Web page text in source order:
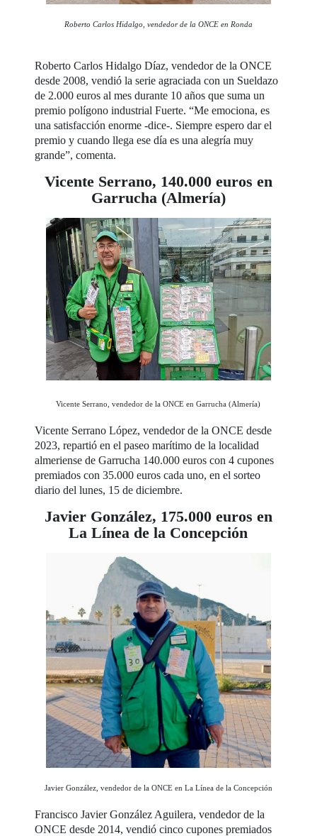
Roberto Carlos Hidalgo, vendedor de la ONCE en Ronda
Roberto Carlos Hidalgo Díaz, vendedor de la ONCE
desde 2008, vendió la serie agraciada con un Sueldazo
de 2.000 euros al mes durante 10 años que suma un
premio polígono industrial Fuerte. “Me emociona, es
una satisfacción enorme -dice-. Siempre espero dar el
premio y cuando llega ese día es una alegría muy
grande”, comenta.
Vicente Serrano, 140.000 euros en
Garrucha (Almería)
Vicente Serrano, vendedor de la ONCE en Garrucha (Almería)
Vicente Serrano López, vendedor de la ONCE desde
2023, repartió en el paseo marítimo de la localidad
almeriense de Garrucha 140.000 euros con 4 cupones
premiados con 35.000 euros cada uno, en el sorteo
diario del lunes, 15 de diciembre.
Javier González, 175.000 euros en
La Línea de la Concepción
Javier González, vendedor de la ONCE en La Línea de la Concepción
Francisco Javier González Aguilera, vendedor de la
ONCE desde 2014, vendió cinco cupones premiados